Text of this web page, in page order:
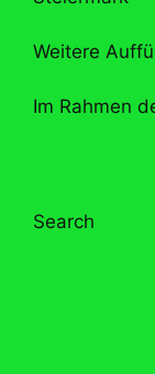
Weitere
Im Rahmen
Search